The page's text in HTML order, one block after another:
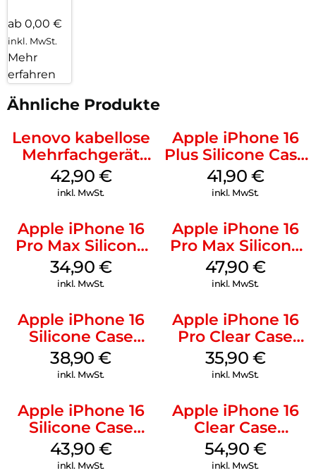
ab 0,00 €
inkl. MwSt.
Mehr
erfahren
Ähnliche Produkte
Lenovo kabellose
Mehrfachgerät
Luna Grey
42,90 €
inkl. MwSt.
Apple iPhone 16
Plus Silicone Case
MagSafe Stone
Gray
41,90 €
inkl. MwSt.
Apple iPhone 16
Pro Max Silicone
Case MagSafe
Denim
34,90 €
inkl. MwSt.
Apple iPhone 16
Pro Max Silicone
Case MagSafe
Black
47,90 €
inkl. MwSt.
Apple iPhone 16
Silicone Case
MagSafe
Ultramarine
38,90€
inkl. MwSt.
Apple iPhone 16
Pro Clear Case
MagSafe
Transparent
35,90 €
inkl. MwSt.
Apple iPhone 16
Silicone Case
MagSafe Plum
43,90 €
inkl. MwSt.
Apple iPhone 16
Clear Case
MagSafe
Transparent
54,90 €
inkl. MwSt.